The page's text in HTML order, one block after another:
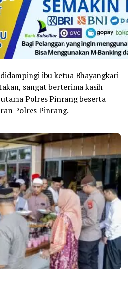
ibu ketua Bhayangkari
sangat berterima kasih
Polres Pinrang beserta
Polres Pinrang.